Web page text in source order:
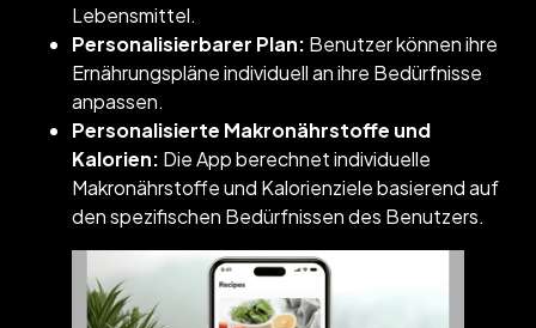
Lebensmittel.
Personalisierbarer Plan: Benutzer können ihre
Ernährungspläne individuell an ihre Bedürfnisse
anpassen.
Personalisierte Makronährstoffe und
Kalorien: Die App berechnet individuelle
Makronährstoffe und Kalorienziele basierend auf
den spezifischen Bedürfnissen des Benutzers.